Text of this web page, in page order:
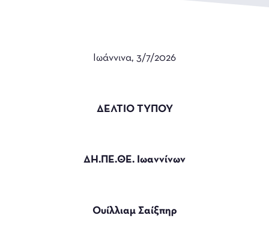
Ιωάννινα, 3/7/2026
ΔΕΛΤΙΟ ΤΥΠΟΥ
ΔΗ.ΠΕ.ΘΕ. Ιωαννίνων
Ουίλλιαμ Σαίξπηρ